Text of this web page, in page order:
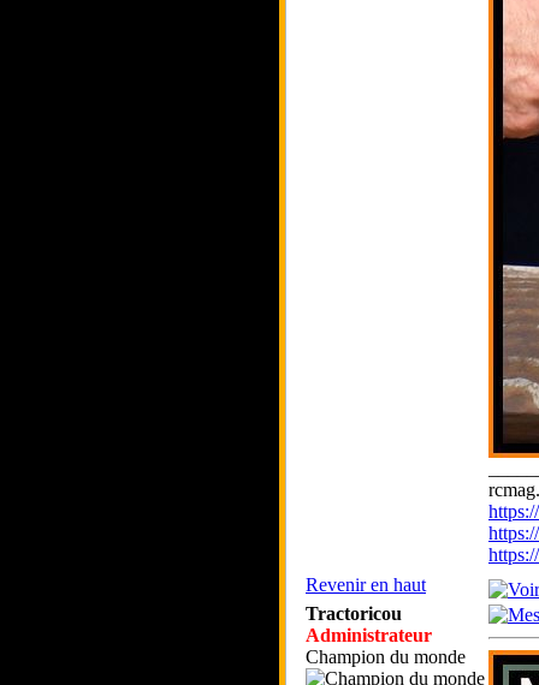
Revenir en haut
Tractoricou
Administrateur
Champion du monde